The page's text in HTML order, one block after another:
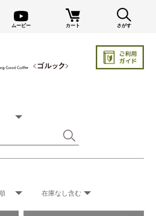
ムービー カート さがす